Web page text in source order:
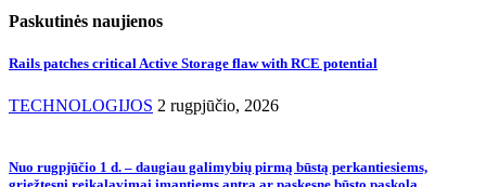
Paskutinės naujienos
Rails patches critical Active Storage flaw with RCE potential
TECHNOLOGIJOS 2 rugpjūčio, 2026
Nuo rugpjūčio 1 d. – daugiau galimybių pirmą būstą perkantiesiems,